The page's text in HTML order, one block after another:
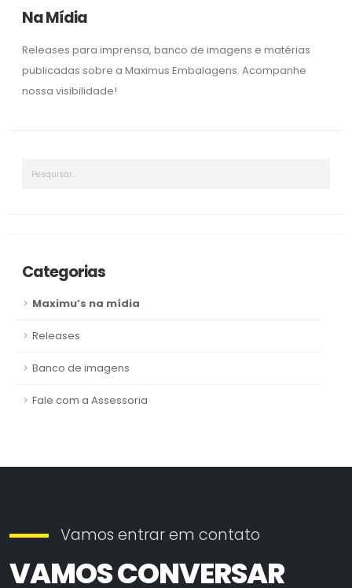
o
k
Na Mídia
Releases para imprensa, banco de imagens e matérias
publicadas sobre a Maximus Embalagens. Acompanhe
nossa visibilidade!
Categorias
Maximu’s na mídia
Releases
Banco de imagens
Fale com a Assessoria
Vamos entrar em contato
VAMOS CONVERSAR